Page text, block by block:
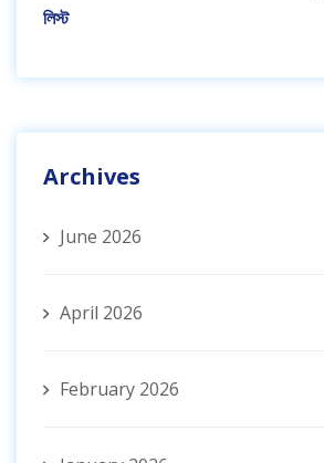
লিস্ট
Archives
June 2026
April 2026
February 2026